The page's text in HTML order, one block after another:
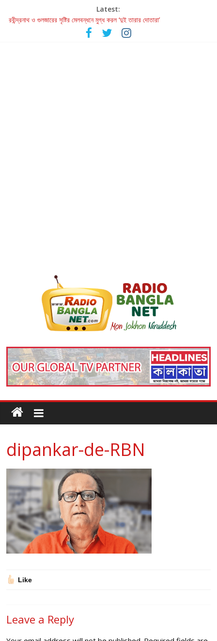
Latest:
রবীন্দ্রনাথ ও গুলজারের সৃষ্টির মেলবন্ধনে মুগ্ধ করল ‘দুই তারার দোতারা’
কলের গান থেকে রীলস্ — বাঙালির গান শোনার বিবর্তনের গল্প
জগন্নাথমঙ্গলম্ — বাংলায় প্রথমবার মঞ্চে এবার রথযাত্রার উদযাপন
dipankar-de-RBN
Like
Leave a Reply